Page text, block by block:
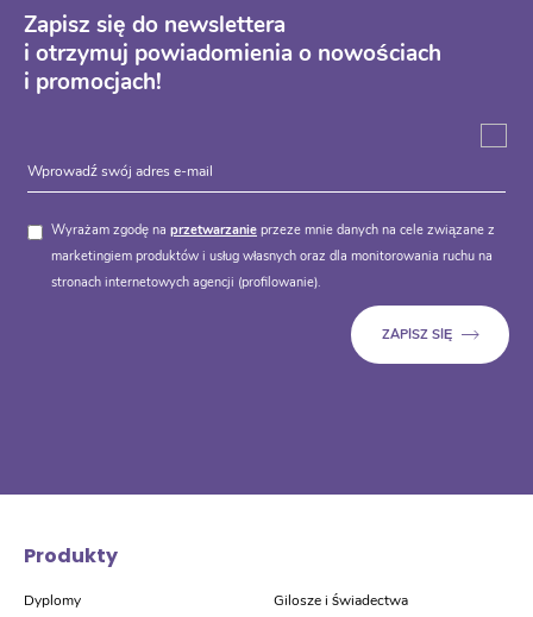
Zapisz się do newslettera
i otrzymuj powiadomienia o nowościach
i promocjach!
Wyrażam zgodę na przetwarzanie przeze mnie danych na cele związane z
marketingiem produktów i usług własnych oraz dla monitorowania ruchu na
stronach internetowych agencji (profilowanie).
Produkty
Dyplomy
Gilosze i świadectwa